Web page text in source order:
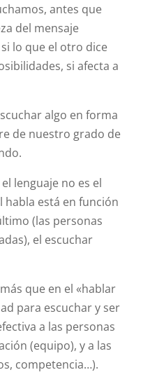
antes que
del mensaje
lo que el otro dice
si afecta a
algo en forma
de nuestro grado de
lenguaje no es el
habla está en función
(las personas
el escuchar
que en el «hablar
para escuchar y ser
a las personas
(equipo), y a las
competencia…).